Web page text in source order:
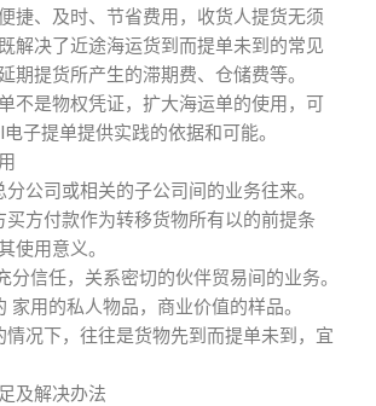
、及时、节省费用，收货人提货无须
解决了近途海运货到而提单未到的常见
期提货所产生的滞期费、仓储费等。
是物权凭证，扩大海运单的使用，可
子提单提供实践的依据和可能。
公司或相关的子公司间的业务往来。
买方付款作为转移货物所有以的前提条
使用意义。
分信任，关系密切的伙伴贸易间的业务。
家用的私人物品，商业价值的样品。
情况下，往往是货物先到而提单未到，宜
解决办法